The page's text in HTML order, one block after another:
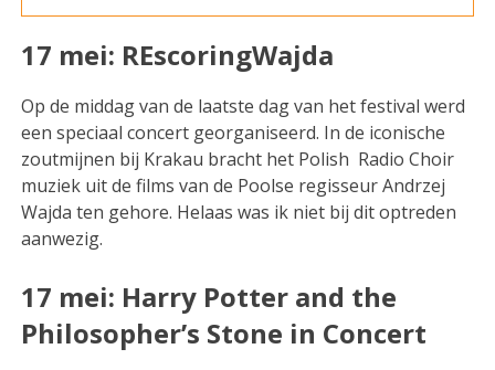
17 mei: REscoringWajda
Op de middag van de laatste dag van het festival werd
een speciaal concert georganiseerd. In de iconische
zoutmijnen bij Krakau bracht het Polish Radio Choir
muziek uit de films van de Poolse regisseur Andrzej
Wajda ten gehore. Helaas was ik niet bij dit optreden
aanwezig.
17 mei: Harry Potter and the
Philosopher’s Stone in Concert